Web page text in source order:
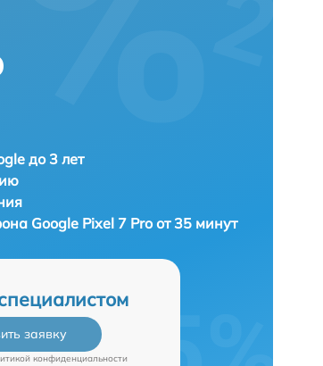
до 3 лет
Google Pixel 7 Pro от 35 минут
заявку
конфиденциальности